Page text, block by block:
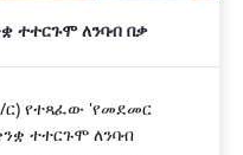
ተተርጉሞ ለንባብ በቃ
ር) የተጻፈው 'የመደመር
ተተርጉሞ ለንባብ